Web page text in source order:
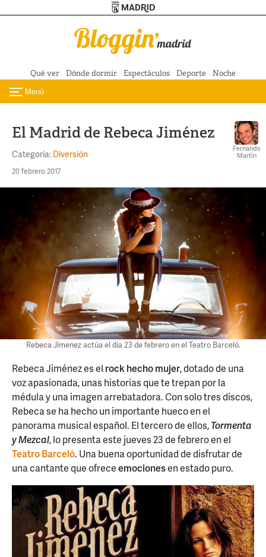
Pasar al contenido principal
Qué ver Dónde dormir Espectáculos Deporte Noche
Toggle navigation
Menú
El Madrid de Rebeca Jiménez
Categoría: Diversión
20 febrero 2017
Fernando
Martín
Rebeca Jimenez actúa el día 23 de febrero en el Teatro Barceló.
Rebeca Jiménez es el rock hecho mujer, dotado de una
voz apasionada, unas historias que te trepan por la
médula y una imagen arrebatadora. Con solo tres discos,
Rebeca se ha hecho un importante hueco en el
panorama musical español. El tercero de ellos,Tormenta
y Mezcal, lo presenta este jueves 23 de febrero en el
Teatro Barceló. Una buena oportunidad de disfrutar de
una cantante que ofreceemocionesen estado puro.